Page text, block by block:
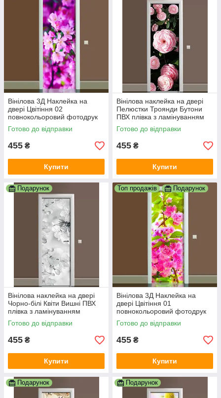
Вінілова 3Д Наклейка на
двері Цвітіння 02
повнокольоровий фотодрук
плівка для дверей декор
600х1800 мм
Готово до відправки
455 ₴
Купити
Вінілова наклейка на двері
Пелюстки Троянди Бутони
ПВХ плівка з ламінуванням
600х1800 мм квіти Рожевий
Готово до відправки
455 ₴
Купити
Подарунок
Вінілова наклейка на двері
Чорно-білі Квіти Вишні ПВХ
плівка з ламінуванням
600х1800 мм Квіти Сірий
Готово до відправки
455 ₴
Купити
Топ продажів Подарунок
Вінілова 3Д Наклейка на
двері Цвітіння 01
повнокольоровий фотодрук
плівка для дверей декор
600х1800 мм
Готово до відправки
455 ₴
Купити
Подарунок Подарунок